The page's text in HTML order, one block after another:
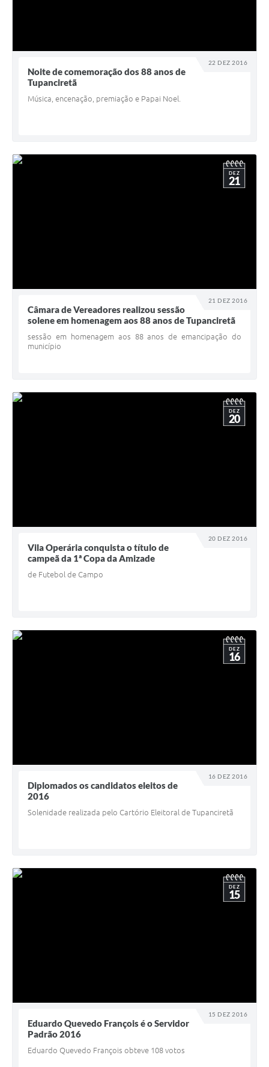
22 DEZ 2016
Noite de comemoração dos 88 anos de
Tupanciretã
Música, encenação, premiação e Papai Noel.
21 DEZ 2016
DEZ
21
Câmara de Vereadores realizou sessão
solene em homenagem aos 88 anos de Tupanciretã
sessão em homenagem aos 88 anos de emancipação do
município
20 DEZ 2016
DEZ
20
Vila Operária conquista o título de
campeã da 1ª Copa da Amizade
de Futebol de Campo
16 DEZ 2016
DEZ
16
Diplomados os candidatos eleitos de
2016
Solenidade realizada pelo Cartório Eleitoral de Tupanciretã
15 DEZ 2016
DEZ
15
Eduardo Quevedo François é o Servidor
Padrão 2016
Eduardo Quevedo François obteve 108 votos